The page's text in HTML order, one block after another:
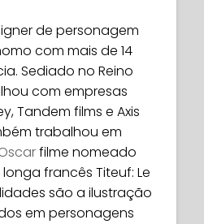
de personagem
com mais de 14
Sediado no Reino
com empresas
Tandem films e Axis
trabalhou em
filme nomeado
longa francês Titeuf: Le
são a ilustração
em personagens